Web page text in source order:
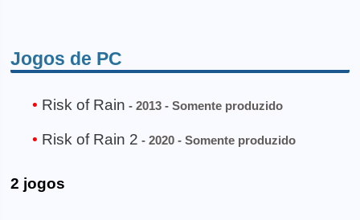
Jogos de PC
Risk of Rain - 2013 - Somente produzido
Risk of Rain 2 - 2020 - Somente produzido
2 jogos